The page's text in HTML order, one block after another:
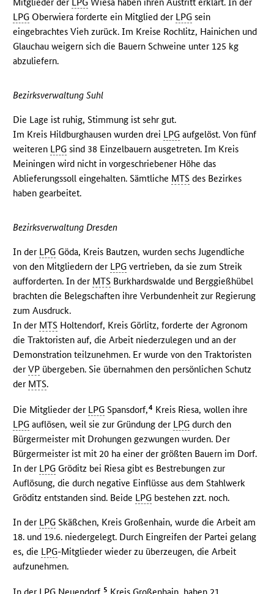
LPG Oberwiera forderte ein Mitglied der LPG sein
eingebrachtes Vieh zurück. Im Kreise Rochlitz, Hainichen und
Glauchau weigern sich die Bauern Schweine unter 125 kg
abzuliefern.
Bezirksverwaltung Suhl
Die Lage ist ruhig, Stimmung ist sehr gut.
Im Kreis Hildburghausen wurden drei LPG aufgelöst. Von fünf
weiteren LPG sind 38 Einzelbauern ausgetreten. Im Kreis
Meiningen wird nicht in vorgeschriebener Höhe das
Ablieferungssoll eingehalten. Sämtliche MTS des Bezirkes
haben gearbeitet.
Bezirksverwaltung Dresden
In der LPG Göda, Kreis Bautzen, wurden sechs Jugendliche
von den Mitgliedern der LPG vertrieben, da sie zum Streik
aufforderten. In der MTS Burkhardswalde und Berggießhübel
brachten die Belegschaften ihre Verbundenheit zur Regierung
zum Ausdruck.
In der MTS Holtendorf, Kreis Görlitz, forderte der Agronom
die Traktoristen auf, die Arbeit niederzulegen und an der
Demonstration teilzunehmen. Er wurde von den Traktoristen
derVP übergeben. Sie übernahmen den persönlichen Schutz
der MTS.
Die Mitglieder der LPG Spansdorf,4 Kreis Riesa, wollen ihre
LPG auflösen, weil sie zur Gründung der LPG durch den
Bürgermeister mit Drohungen gezwungen wurden. Der
Bürgermeister ist mit 20 ha einer der größten Bauern im Dorf.
In der LPG Gröditz bei Riesa gibt es Bestrebungen zur
Auflösung, die durch negative Einflüsse aus dem Stahlwerk
Gröditz entstanden sind. Beide LPG bestehen zzt. noch.
In der LPG Skäßchen, Kreis Großenhain, wurde die Arbeit am
18. und 19.6. niedergelegt. Durch Eingreifen der Partei gelang
es, die LPG-Mitglieder wieder zu überzeugen, die Arbeit
aufzunehmen.
In der LPG Neuendorf, 5 Kreis Großenhain, haben 21